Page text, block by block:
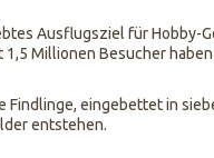
Ausflugsziel für Hobby-
1,5 Millionen Besucher
Findlinge, eingebettet in
entstehen.